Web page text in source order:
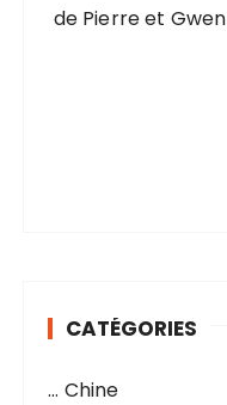
de Pierre et Gwen
CATÉGORIES
… Chine